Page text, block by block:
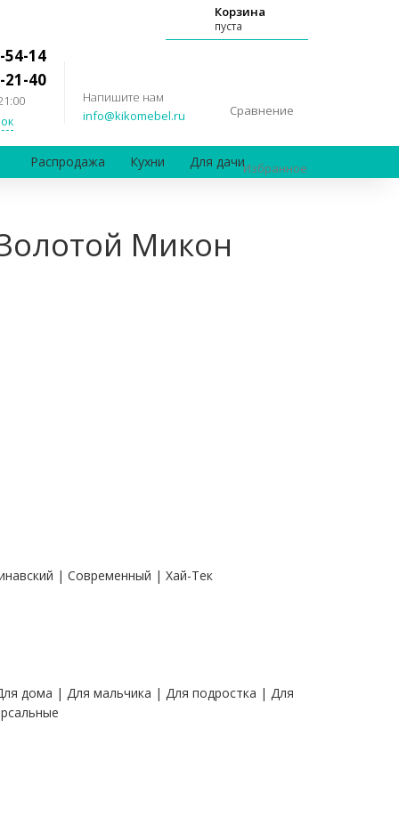
54-14
21-40
Напишите нам
info@kikomebel.ru
Сравнение
Избранное
Корзина
пуста
Распродажа Кухни Для дачи
Микон
| Современный | Хай-Тек
дома | Для мальчика | Для подростка | Для